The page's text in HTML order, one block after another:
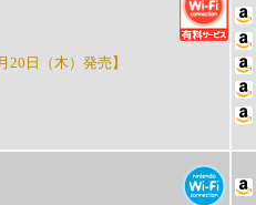
日（木）発売】